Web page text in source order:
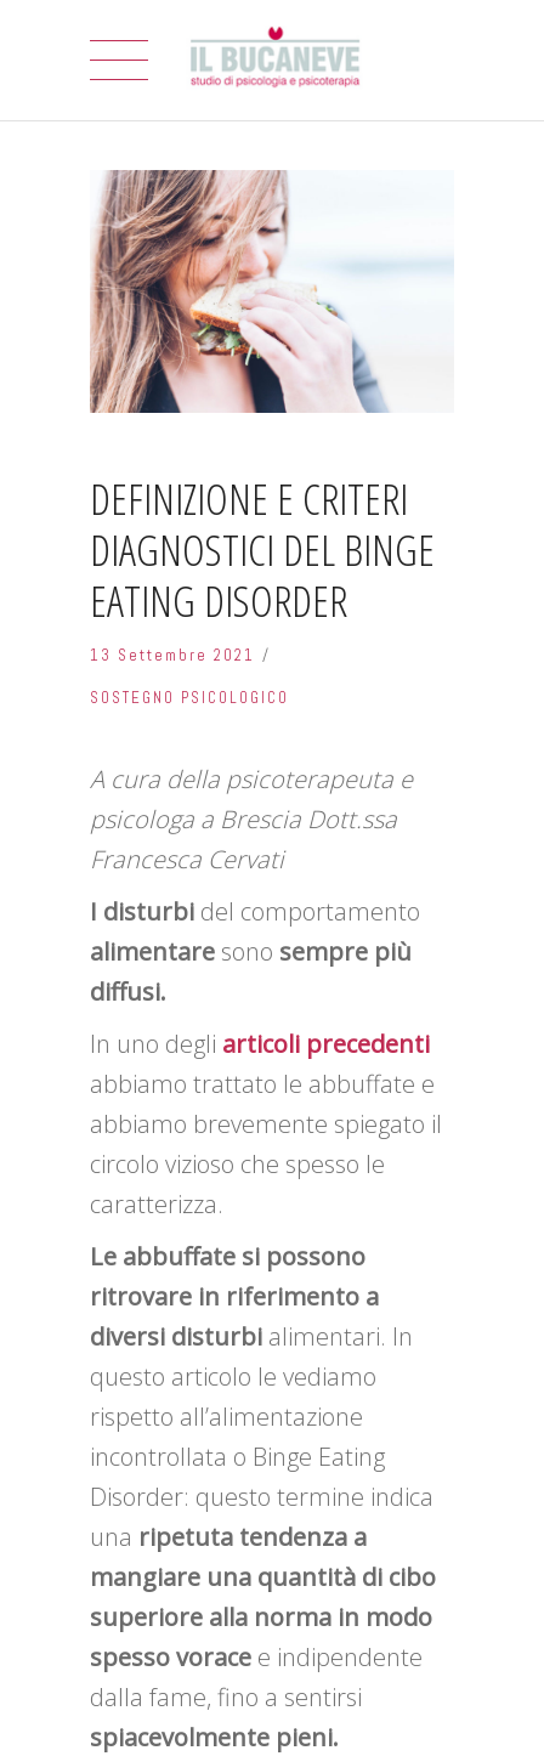
DEFINIZIONE E CRITERI
DIAGNOSTICI DEL BINGE
EATING DISORDER
13 Settembre 2021
SOSTEGNO PSICOLOGICO
A cura della psicoterapeuta e
psicologa a Brescia Dott.ssa
Francesca Cervati
I disturbi del comportamento
alimentare sono sempre più
diffusi.
In uno degli articoli precedenti
abbiamo trattato le abbuffate e
abbiamo brevemente spiegato il
circolo vizioso che spesso le
caratterizza.
Le abbuffate si possono
ritrovare in riferimento a
diversi disturbi alimentari. In
questo articolo le vediamo
rispetto all’alimentazione
incontrollata o Binge Eating
Disorder: questo termine indica
una ripetuta tendenza a
mangiare una quantità di cibo
superiore alla norma in modo
spesso vorace e indipendente
dalla fame, fino a sentirsi
spiacevolmente pieni.